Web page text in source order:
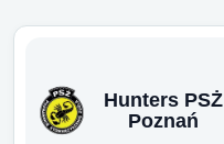
Hunters PSŻ
Poznań